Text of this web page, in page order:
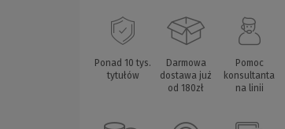
Ponad 10 tys.
tytułów
Darmowa
dostawa już
od 180zł
Pomoc
konsultanta
na linii